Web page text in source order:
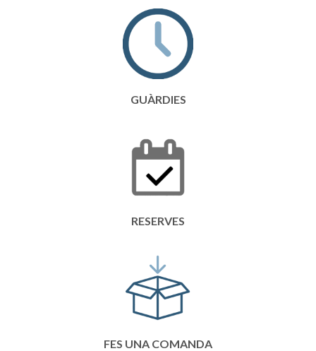
GUÀRDIES
RESERVES
FES UNA COMANDA